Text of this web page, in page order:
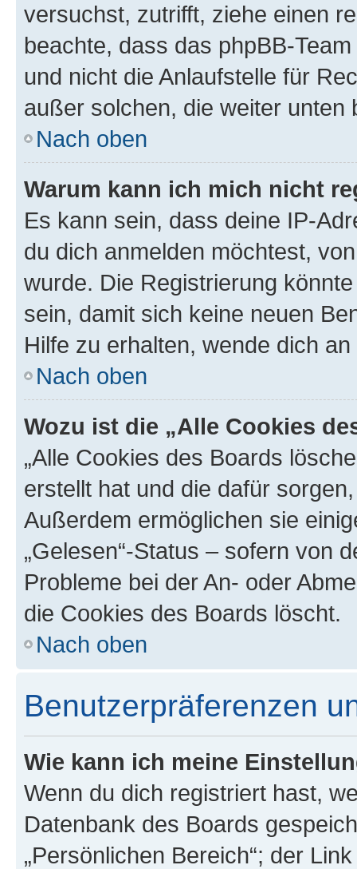
versuchst, zutrifft, ziehe einen
beachte, dass das phpBB-
und nicht die Anlaufstelle für
außer solchen, die weiter unten
Nach oben
Warum kann ich mich nicht
Es kann sein, dass deine IP-
du dich anmelden möchtest,
wurde. Die Registrierung
sein, damit sich keine neuen
Hilfe zu erhalten, wende dich
Nach oben
Wozu ist die „Alle Cookies
„Alle Cookies des Boards
erstellt hat und die dafür
Außerdem ermöglichen sie
„Gelesen“-Status – sofern von
Probleme bei der An- oder
die Cookies des Boards löscht.
Nach oben
Benutzerpräferenzen
Wie kann ich meine
Wenn du dich registriert hast,
Datenbank des Boards
„Persönlichen Bereich“; der